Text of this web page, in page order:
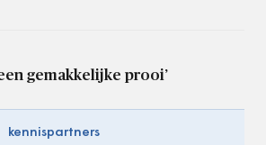
gemakkelijke prooi’
kennispartners